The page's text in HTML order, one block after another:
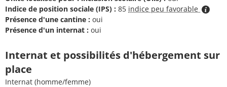
Indice de position sociale (IPS) : 85 indice peu favorable
Présence d'une cantine : oui
Présence d'un internat : oui
Internat et possibilités d'hébergement sur
place
Internat (homme/femme)